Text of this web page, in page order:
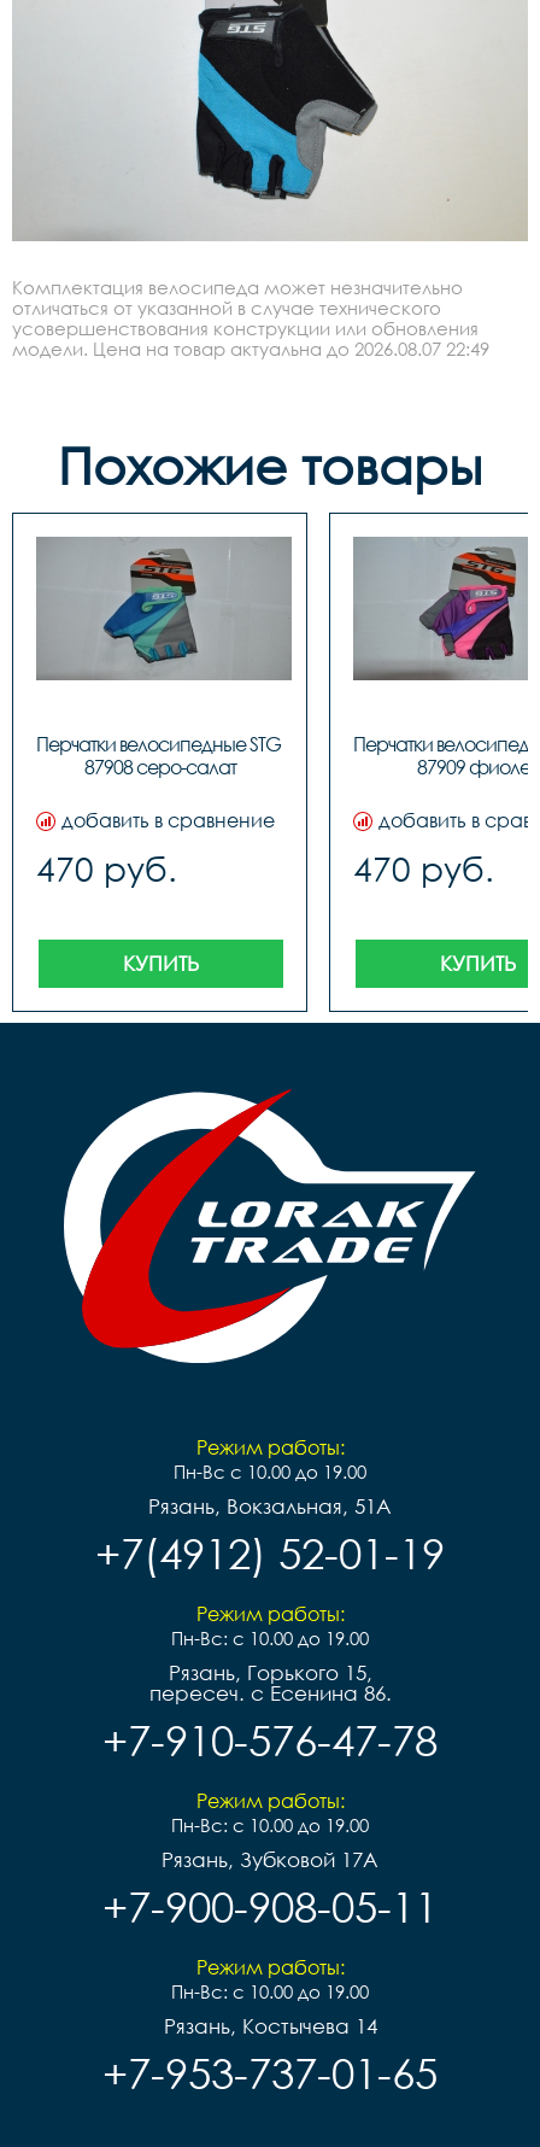
Комплектация велосипеда может незначительно
отличаться от указанной в случае технического
усовершенствования конструкции или обновления
модели. Цена на товар актуальна до 2026.08.07 22:49
Похожие товары
Перчатки велосипедные STG
87908 серо-салат
добавить в сравнение
470 руб.
КУПИТЬ
Перчатки
87909 фиолет
добавить в
470 руб.
КУПИТЬ
Режим работы:
Пн-Вс с 10.00 до 19.00
Рязань, Вокзальная, 51А
+7(4912) 52-01-19
Режим работы:
Пн-Вс: с 10.00 до 19.00
Рязань, Горького 15,
пересеч. с Есенина 86.
+7-910-576-47-78
Режим работы:
Пн-Вс: с 10.00 до 19.00
Рязань, Зубковой 17А
+7-900-908-05-11
Режим работы:
Пн-Вс: с 10.00 до 19.00
Рязань, Костычева 14
+7-953-737-01-65